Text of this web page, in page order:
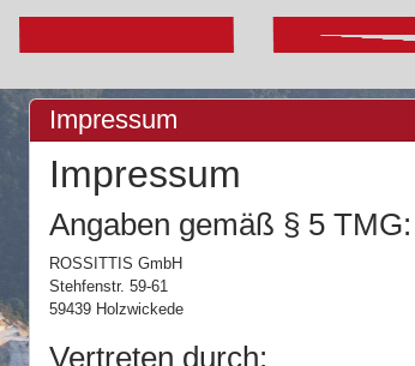
Impressum
Impressum
Angaben gemäß § 5 TMG:
ROSSITTIS GmbH
Stehfenstr. 59-61
59439 Holzwickede
Vertreten durch: